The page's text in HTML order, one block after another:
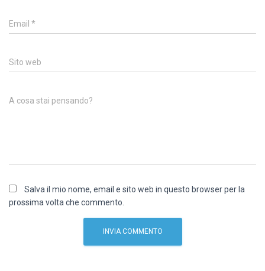
Email *
Sito web
A cosa stai pensando?
Salva il mio nome, email e sito web in questo browser per la
prossima volta che commento.